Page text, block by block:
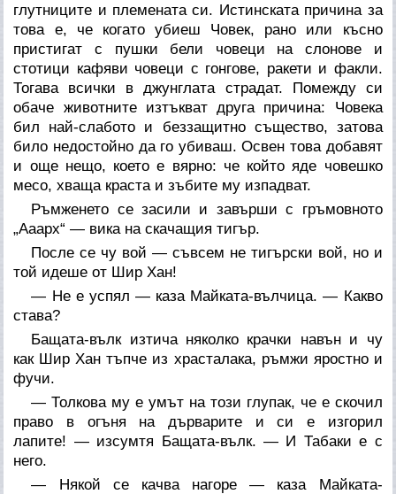
глутниците и племената си. Истинската причина за
това е, че когато убиеш Човек, рано или късно
пристигат с пушки бели човеци на слонове и
стотици кафяви човеци с гонгове, ракети и факли.
Тогава всички в джунглата страдат. Помежду си
обаче животните изтъкват друга причина: Човека
бил най-слабото и беззащитно същество, затова
било недостойно да го убиваш. Освен това добавят
и още нещо, което е вярно: че който яде човешко
месо, хваща краста и зъбите му изпадват.
Ръмженето се засили и завърши с гръмовното
„Ааарх“ — вика на скачащия тигър.
После се чу вой — съвсем не тигърски вой, но и
той идеше от Шир Хан!
— Не е успял — каза Майката-вълчица. — Какво
става?
Бащата-вълк изтича няколко крачки навън и чу
как Шир Хан тъпче из храсталака, ръмжи яростно и
фучи.
— Толкова му е умът на този глупак, че е скочил
право в огъня на дърварите и си е изгорил
лапите! — изсумтя Бащата-вълк. — И Табаки е с
него.
— Някой се качва нагоре — каза Майката-